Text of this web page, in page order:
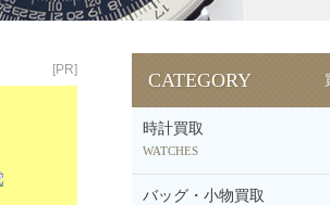
[PR] CATEGORY
時計買取
WATCHES
バッグ・小物買取